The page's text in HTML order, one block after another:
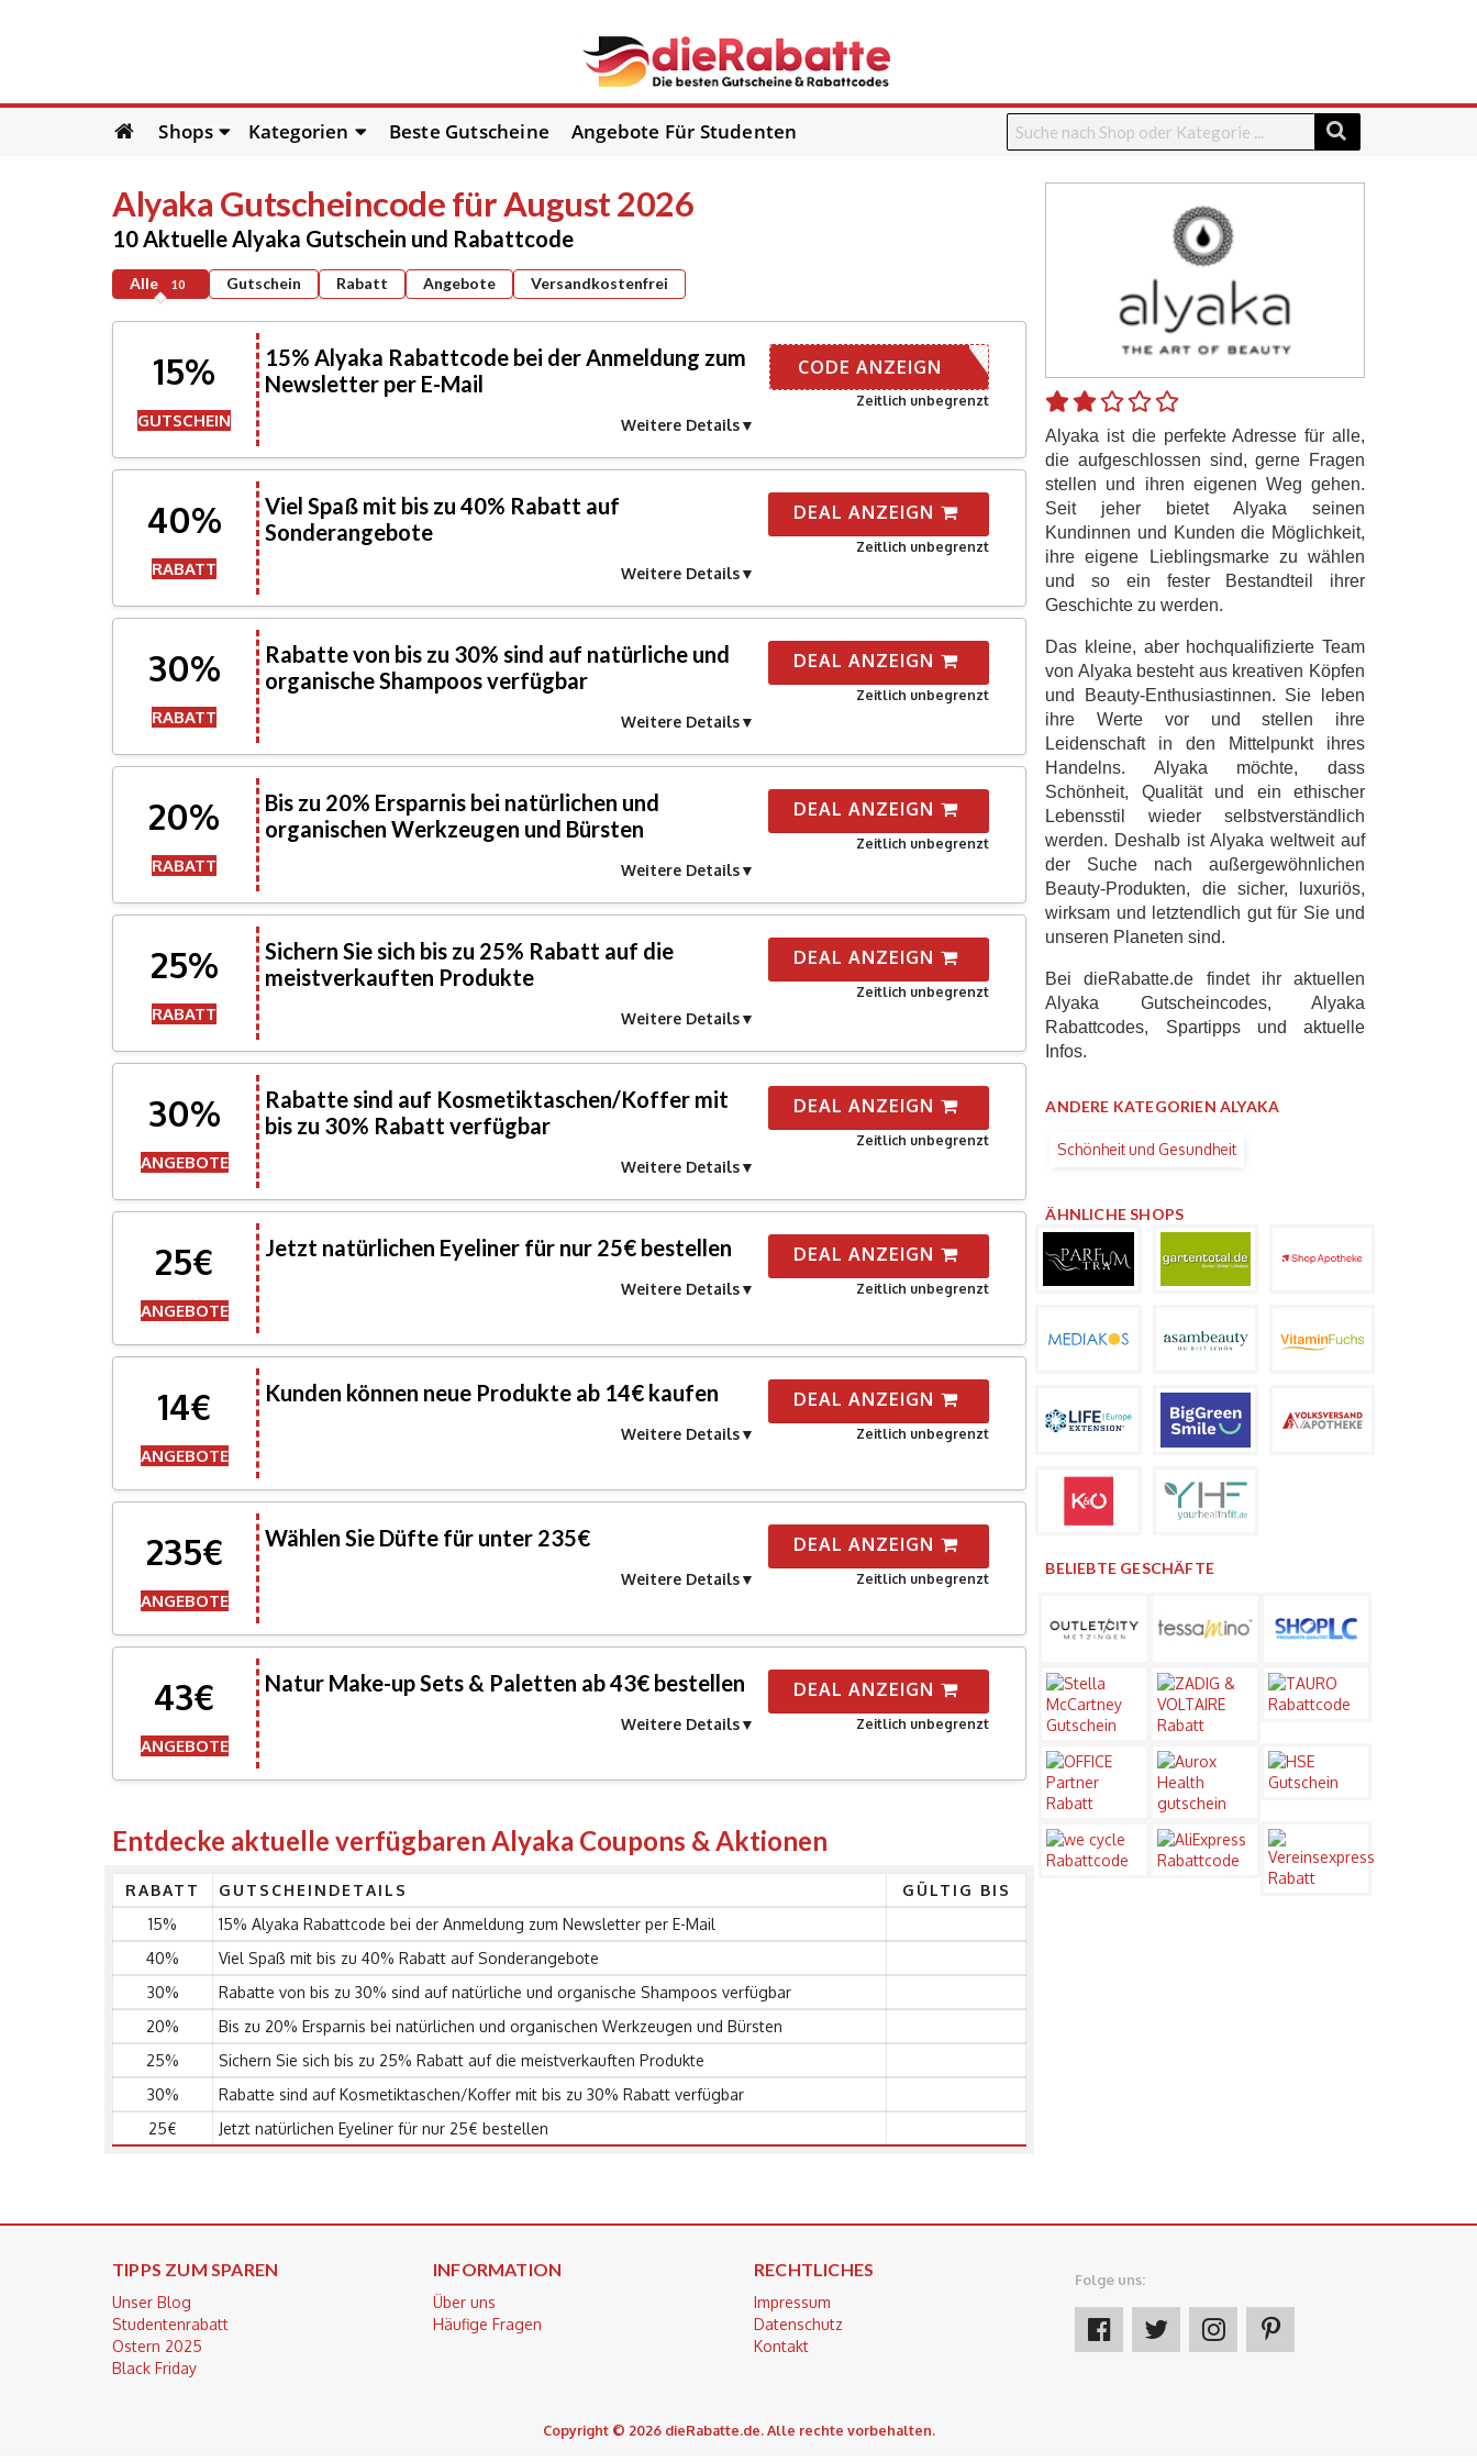
Skip
to
Shops Kategorien Beste Gutscheine Angebote Für Studenten
Alyaka Gutscheincode für August 2026
10 Aktuelle Alyaka Gutschein und Rabattcode
Alle 10 Gutschein Rabatt Angebote Versandkostenfrei
15%
GUTSCHEIN
15% Alyaka Rabattcode bei der Anmeldung zum
Newsletter per E-Mail
Weitere Details
ER EMAIL
CODE ANZEIGN
Zeitlich unbegrenzt
40%
RABATT
Viel Spaß mit bis zu 40% Rabatt auf
Sonderangebote
Weitere Details
DEAL ANZEIGN
Zeitlich unbegrenzt
30%
RABATT
Rabatte von bis zu 30% sind auf natürliche und
organische Shampoos verfügbar
Weitere Details
DEAL ANZEIGN
Zeitlich unbegrenzt
20%
RABATT
Bis zu 20% Ersparnis bei natürlichen und
organischen Werkzeugen und Bürsten
Weitere Details
DEAL ANZEIGN
Zeitlich unbegrenzt
25%
RABATT
Sichern Sie sich bis zu 25% Rabatt auf die
meistverkauften Produkte
Weitere Details
DEAL ANZEIGN
Zeitlich unbegrenzt
30%
ANGEBOTE
Rabatte sind auf Kosmetiktaschen/Koffer mit
bis zu 30% Rabatt verfügbar
Weitere Details
DEAL ANZEIGN
Zeitlich unbegrenzt
25€
ANGEBOTE
Jetzt natürlichen Eyeliner für nur 25€ bestellen
Weitere Details
DEAL ANZEIGN
Zeitlich unbegrenzt
14€
ANGEBOTE
Kunden können neue Produkte ab 14€ kaufen
Weitere Details
DEAL ANZEIGN
Zeitlich unbegrenzt
235€
ANGEBOTE
Wählen Sie Düfte für unter 235€
Weitere Details
DEAL ANZEIGN
Zeitlich unbegrenzt
43€
ANGEBOTE
Natur Make-up Sets & Paletten ab 43€ bestellen
Weitere Details
DEAL ANZEIGN
Zeitlich unbegrenzt
Entdecke aktuelle verfügbaren Alyaka Coupons & Aktionen
RABATT GUTSCHEINDETAILS
GÜLTIG BIS
15%
15% Alyaka Rabattcode bei der Anmeldung zum Newsletter per E-Mail
40%
Viel Spaß mit bis zu 40% Rabatt auf Sonderangebote
30%
Rabatte von bis zu 30% sind auf natürliche und organische Shampoos verfügbar
20%
Bis zu 20% Ersparnis bei natürlichen und organischen Werkzeugen und Bürsten
25%
Sichern Sie sich bis zu 25% Rabatt auf die meistverkauften Produkte
30%
Rabatte sind auf Kosmetiktaschen/Koffer mit bis zu 30% Rabatt verfügbar
25€
Jetzt natürlichen Eyeliner für nur 25€ bestellen
Alyaka ist die perfekte Adresse für alle,
die aufgeschlossen sind, gerne Fragen
stellen und ihren eigenen Weg gehen.
Seit jeher bietet Alyaka seinen
Kundinnen und Kunden die Möglichkeit,
ihre eigene Lieblingsmarke zu wählen
und so ein fester Bestandteil ihrer
Geschichte zu werden.
Das kleine, aber hochqualifizierte Team
von Alyaka besteht aus kreativen Köpfen
und Beauty-Enthusiastinnen. Sie leben
ihre Werte vor und stellen ihre
Leidenschaft in den Mittelpunkt ihres
Handelns. Alyaka möchte, dass
Schönheit, Qualität und ein ethischer
Lebensstil wieder selbstverständlich
werden. Deshalb ist Alyaka weltweit auf
der Suche nach außergewöhnlichen
Beauty-Produkten, die sicher, luxuriös,
wirksam und letztendlich gut für Sie und
unseren Planeten sind.
Bei dieRabatte.de findet ihr aktuellen
Alyaka Gutscheincodes, Alyaka
Rabattcodes, Spartipps und aktuelle
Infos.
ANDERE KATEGORIEN ALYAKA
Schönheit und Gesundheit
ÄHNLICHE SHOPS
BELIEBTE GESCHÄFTE
TIPPS ZUM SPAREN
Unser Blog
Studentenrabatt
Ostern 2025
Black Friday
INFORMATION
Über uns
Häufige Fragen
RECHTLICHES
Impressum
Datenschutz
Kontakt
Folge uns:
Copyright © 2026 dieRabatte.de. Alle rechte vorbehalten.